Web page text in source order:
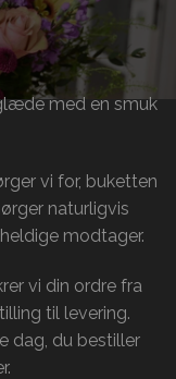
med en smuk
vi for, buketten
naturligvis
modtager.
vi din ordre fra
til levering.
dag, du bestiller